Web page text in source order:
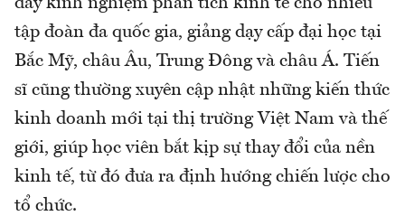
tập đoàn đa quốc gia, giảng dạy cấp đại học tại
Bắc Mỹ, châu Âu, Trung Đông và châu Á. Tiến
sĩ cũng thường xuyên cập nhật những kiến thức
kinh doanh mới tại thị trường Việt Nam và thế
giới, giúp học viên bắt kịp sự thay đổi của nền
kinh tế, từ đó đưa ra định hướng chiến lược cho
tổ chức.